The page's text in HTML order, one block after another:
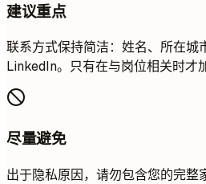
建议重点
联系方式保持简洁：姓名、所在城
LinkedIn。只有在与岗位相关时才
尽量避免
出于隐私原因，请勿包含您的完整